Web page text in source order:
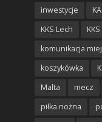
inwestycje
KKS Lech
komunikacja
koszykówka
Malta
mecz
piłka nożna